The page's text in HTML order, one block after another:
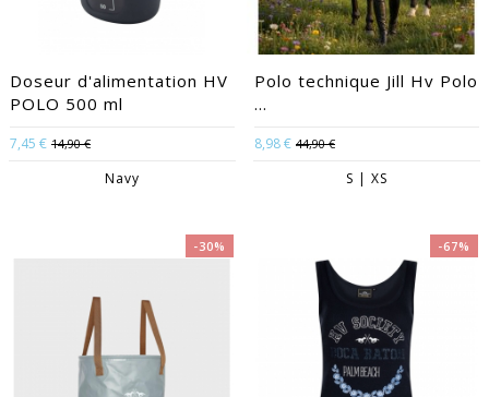
Doseur d'alimentation HV
POLO 500 ml
7,45 € 14,90 €
Navy
Polo technique Jill Hv Polo
...
8,98 € 44,90 €
S | XS
-30% -67%